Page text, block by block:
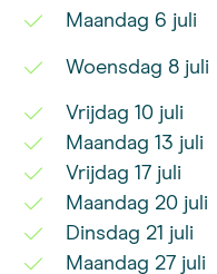
Maandag 6 juli
Woensdag 8 juli
Vrijdag 10 juli
Maandag 13 juli
Vrijdag 17 juli
Maandag 20 juli
Dinsdag 21 juli
Maandag 27 juli